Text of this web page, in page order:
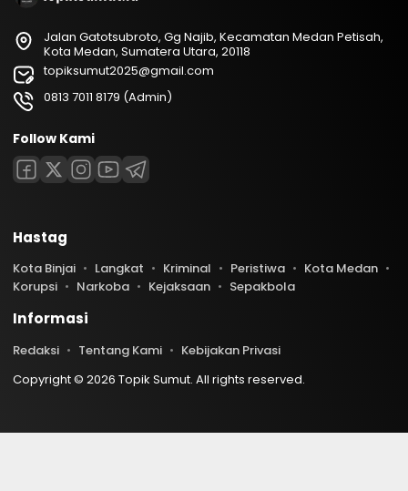
Jalan Gatotsubroto, Gg Najib, Kecamatan Medan Petisah,
Kota Medan, Sumatera Utara, 20118
topiksumut2025@gmail.com
0813 7011 8179 (Admin)
Follow Kami
Hastag
Kota Binjai Langkat Kriminal Peristiwa
Kota Medan
Korupsi
Narkoba Kejaksaan Sepakbola
Informasi
Redaksi Tentang Kami
Kebijakan Privasi
Copyright © 2026 Topik Sumut. All rights reserved.